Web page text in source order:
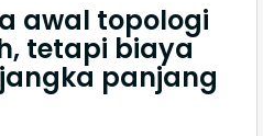
awal topologi
tetapi biaya
panjang